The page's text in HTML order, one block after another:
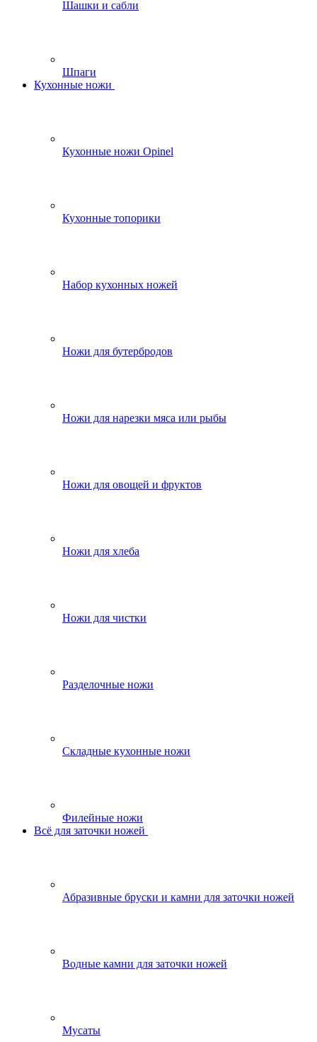
Шашки и сабли
Шпаги
Кухонные ножи
Кухонные ножи Opinel
Кухонные топорики
Набор кухонных ножей
Ножи для бутербродов
Ножи для нарезки мяса или рыбы
Ножи для овощей и фруктов
Ножи для хлеба
Ножи для чистки
Разделочные ножи
Складные кухонные ножи
Филейные ножи
Всё для заточки ножей
Абразивные бруски и камни для заточки ножей
Водные камни для заточки ножей
Мусаты